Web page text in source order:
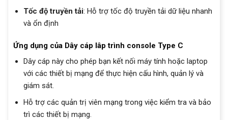
Tốc độ truyền tải: Hỗ trợ tốc độ truyền tải dữ liệu nhanh
và ổn định
Ứng dụng của Dây cáp lâp trình console Type C
Dây cáp này cho phép bạn kết nối máy tính hoặc laptop
với các thiết bị mạng để thực hiện cấu hình, quản lý và
giám sát.
Hỗ trợ các quản trị viên mạng trong việc kiểm tra và bảo
trì các thiết bị mạng.